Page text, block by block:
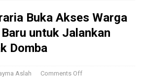
Buka Akses Warga
untuk Jalankan
Domba
Aslah Comments Off